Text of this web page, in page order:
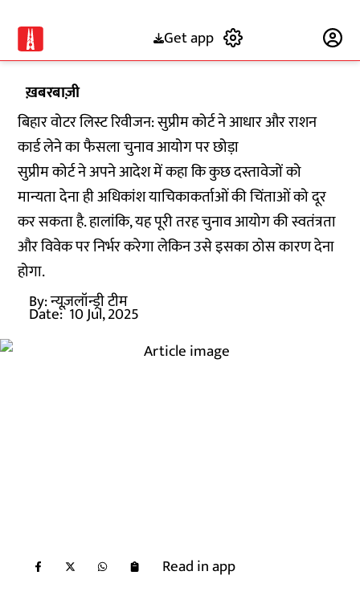
Get app
ख़बरबाज़ी
बिहार वोटर लिस्ट रिवीजन: सुप्रीम कोर्ट ने आधार और राशन
कार्ड लेने का फैसला चुनाव आयोग पर छोड़ा
सुप्रीम कोर्ट ने अपने आदेश में कहा कि कुछ दस्तावेजों को
मान्यता देना ही अधिकांश याचिकाकर्ताओं की चिंताओं को दूर
कर सकता है. हालांकि, यह पूरी तरह चुनाव आयोग की स्वतंत्रता
और विवेक पर निर्भर करेगा लेकिन उसे इसका ठोस कारण देना
होगा.
By:न्यूज़लॉन्ड्री टीम
Date: 10 Jul, 2025
Read in app